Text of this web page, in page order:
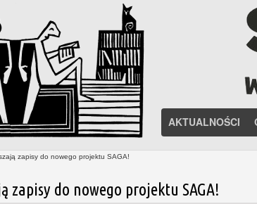
AKTUALNOŚCI
zapisy do nowego projektu SAGA!
zapisy do nowego projektu SAGA!